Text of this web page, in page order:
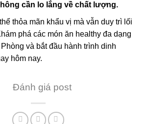
cần lo lắng về chất lượng.
thỏa mãn khẩu vị mà vẫn duy trì lối
phá các món ăn healthy đa dạng
và bắt đầu hành trình dinh
hôm nay.
Đánh giá post